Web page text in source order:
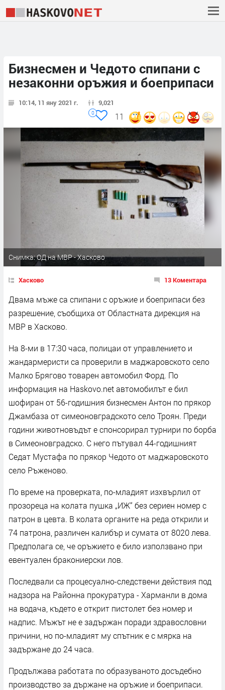
Бизнесмен и Чедото спипани с
незаконни оръжия и боеприпаси
10:14, 11 яну 2021 г. 9,021
11
0
Снимка: ОД на МВР - Хасково
Хасково 13 Коментара
Двама мъже са спипани с оръжие и боеприпаси без
разрешение, съобщиха от Областната дирекция на
МВР в Хасково.
На 8-ми в 17:30 часа, полицаи от управлението и
жандармеристи са проверили в маджаровското село
Малко Брягово товарен автомобил Форд. По
информация на Haskovo.net автомобилът е бил
шофиран от 56-годишния бизнесмен Антон по прякор
Джамбаза от симеоновградското село Троян. Преди
години животновъдът е спонсорирал турнири по борба
в Симеоновградско. С него пътувал 44-годишният
Седат Мустафа по прякор Чедото от маджаровското
село Ръженово.
По време на проверката, по-младият изхвърлил от
прозореца на колата пушка „ИЖ“ без сериен номер с
патрон в цевта. В колата органите на реда открили и
74 патрона, различен калибър и сумата от 8020 лева.
Предполага се, че оръжието е било използвано при
евентуален бракониерски лов.
Последвали са процесуално-следствени действия под
надзора на Районна прокуратура - Харманли в дома
на водача, където е открит пистолет без номер и
надпис. Мъжът не е задържан поради здравословни
причини, но по-младият му спътник е с мярка на
задържане до 24 часа.
Продължава работата по образуваното досъдебно
производство за държане на оръжие и боеприпаси.